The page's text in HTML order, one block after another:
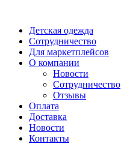
Детская одежда
Сотрудничество
Для маркетплейсов
О компании
Новости
Сотрудничество
Отзывы
Оплата
Доставка
Новости
Контакты